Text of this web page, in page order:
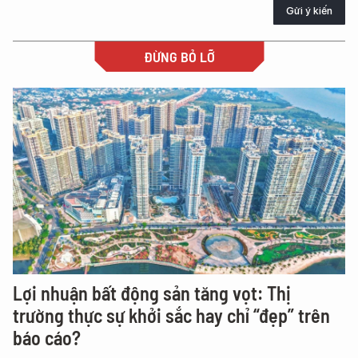
Gửi ý kiến
ĐỪNG BỎ LỠ
Lợi nhuận bất động sản tăng vọt: Thị
trường thực sự khởi sắc hay chỉ “đẹp” trên
báo cáo?